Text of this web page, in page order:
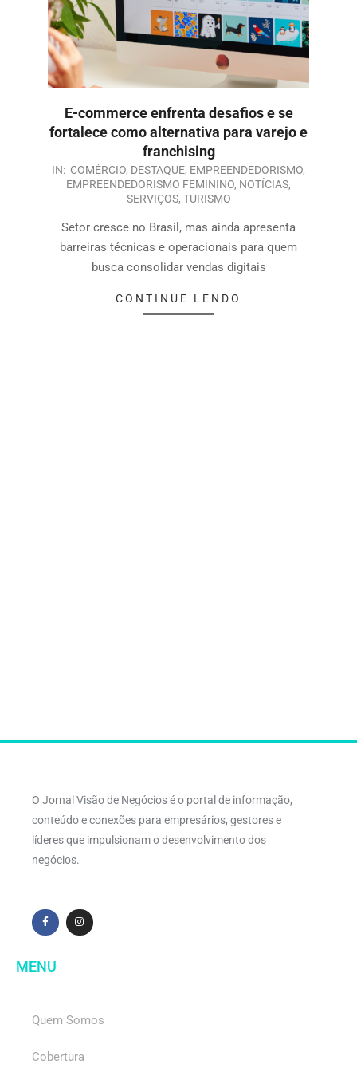
E-commerce enfrenta desafios e se
fortalece como alternativa para varejo e
franchising
IN: COMÉRCIO, DESTAQUE, EMPREENDEDORISMO,
EMPREENDEDORISMO FEMININO, NOTÍCIAS,
SERVIÇOS, TURISMO
Setor cresce no Brasil, mas ainda apresenta
barreiras técnicas e operacionais para quem
busca consolidar vendas digitais
CONTINUE LENDO
O Jornal Visão de Negócios é o portal de informação,
conteúdo e conexões para empresários, gestores e
líderes que impulsionam o desenvolvimento dos
negócios.
MENU
Quem Somos
Cobertura